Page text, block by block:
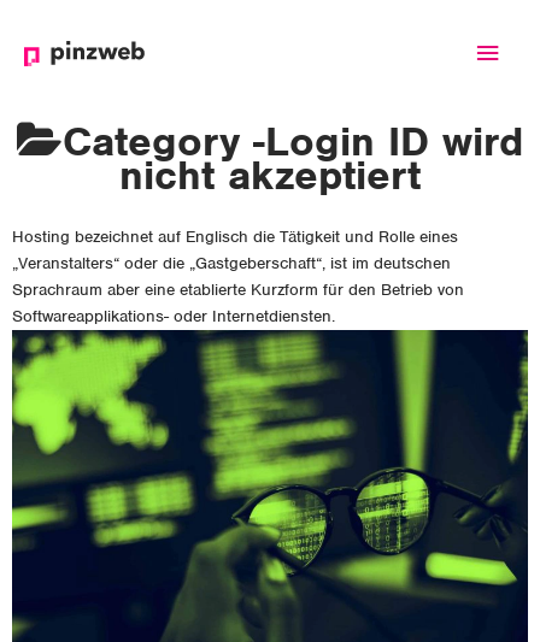
Category -Login ID wird
nicht akzeptiert
Hosting bezeichnet auf Englisch die Tätigkeit und Rolle eines
„Veranstalters“ oder die „Gastgeberschaft“, ist im deutschen
Sprachraum aber eine etablierte Kurzform für den Betrieb von
Softwareapplikations- oder Internetdiensten.